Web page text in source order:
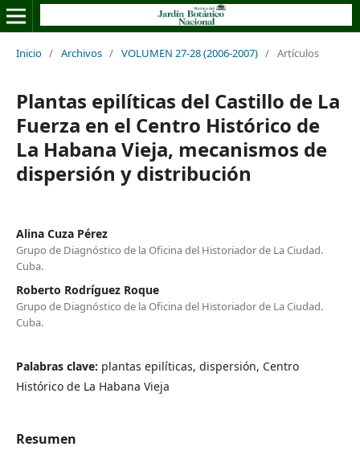
Inicio / Archivos / VOLUMEN 27-28 (2006-2007) / Artículos
Plantas epilíticas del Castillo de La
Fuerza en el Centro Histórico de
La Habana Vieja, mecanismos de
dispersión y distribución
Alina Cuza Pérez
Grupo de Diagnóstico de la Oficina del Historiador de La Ciudad.
Cuba.
Roberto Rodríguez Roque
Grupo de Diagnóstico de la Oficina del Historiador de La Ciudad.
Cuba.
Palabras clave: plantas epilíticas, dispersión, Centro
Histórico de La Habana Vieja
Resumen